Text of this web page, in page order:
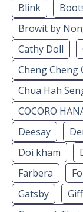
Blink
Browit by
Cathy Doll
Cheng Cheng
Chua Hah
COCORO
Deesay
Doi kham
Farbera
Gatsby